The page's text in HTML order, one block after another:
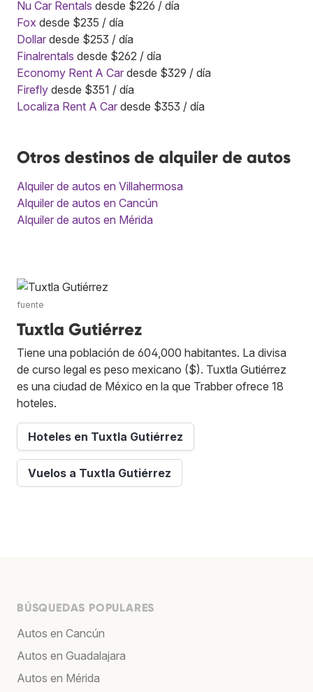
Nu Car Rentals desde $226 / día
Fox desde $235 / día
Dollar desde $253 / día
Finalrentals desde $262 / día
Economy Rent A Car desde $329 / día
Firefly desde $351 / día
Localiza Rent A Car desde $353 / día
Otros destinos de alquiler de autos
Alquiler de autos en Villahermosa
Alquiler de autos en Cancún
Alquiler de autos en Mérida
fuente
Tuxtla Gutiérrez
Tiene una población de 604,000 habitantes. La divisa
de curso legal es peso mexicano ($). Tuxtla Gutiérrez
es una ciudad de México en la que Trabber ofrece 18
hoteles.
Hoteles en Tuxtla Gutiérrez
Vuelos a Tuxtla Gutiérrez
BÚSQUEDAS POPULARES
Autos en Cancún
Autos en Guadalajara
Autos en Mérida